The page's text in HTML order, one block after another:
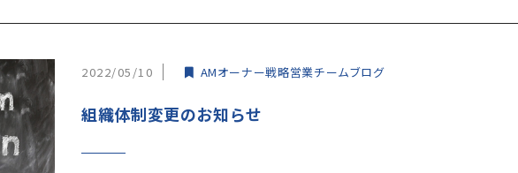
2022/05/10 AMオーナー戦略営業チームブログ
組織体制変更のお知らせ